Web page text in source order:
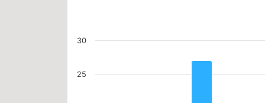
Chart
The chart has 1 X axis displaying categories.
The chart has 1 Y axis displaying values. Data ranges
25
30